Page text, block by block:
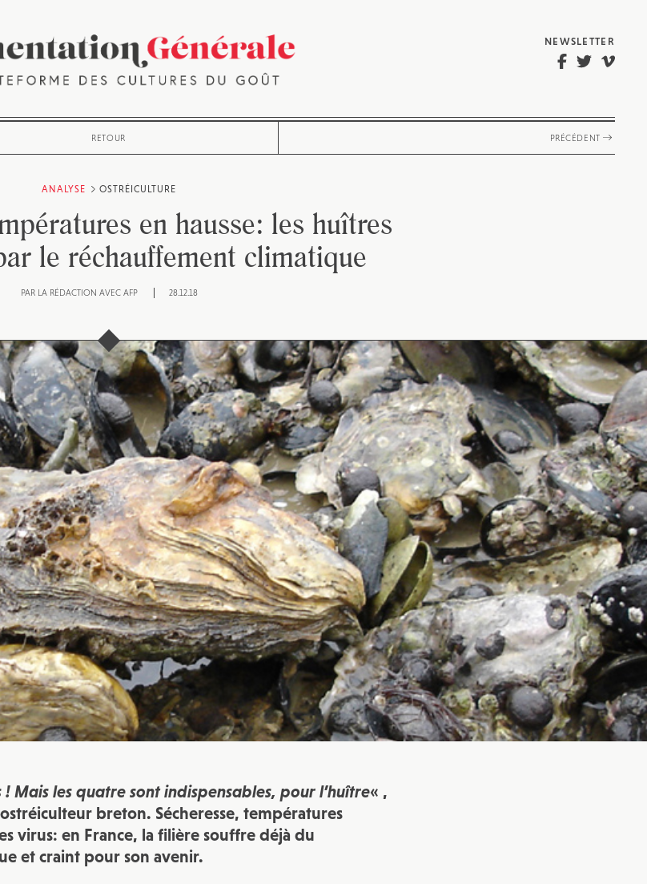
NEWSLETTER
RETOUR PRÉCÉDENT
ANALYSE OSTRÉICULTURE
en hausse: les huîtres
le réchauffement climatique
PAR LA RÉDACTION AVEC AFP 28.12.18
! Mais les quatre sont indispensables, pour l’huître« ,
breton. Sécheresse, températures
virus: en France, la filière souffre déjà du
et craint pour son avenir.
À LA NEWSLETTER
recevoir toutes les deux semaines notre lettre d’info avec une
d’articles …